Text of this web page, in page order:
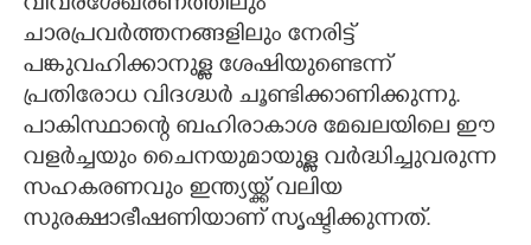
ചാരപ്രവർത്തനങ്ങളിലും നേരിട്ട്
പങ്കുവഹിക്കാനുള്ള ശേഷിയുണ്ടെന്ന്
പ്രതിരോധ വിദഗ്ദ്ധർ ചൂണ്ടിക്കാണിക്കുന്നു.
പാകിസ്ഥാന്റെ ബഹിരാകാശ മേഖലയിലെ ഈ
വളർച്ചയും ചൈനയുമായുള്ള വർദ്ധിച്ചുവരുന്ന
സഹകരണവും ഇന്ത്യയ്ക്ക് വലിയ
സുരക്ഷാഭീഷണിയാണ് സൃഷ്ടിക്കുന്നത്.